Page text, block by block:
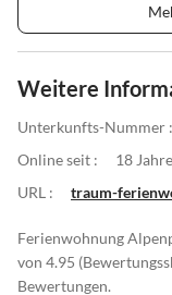
Weitere
Unterkunfts-Nummer :
Online seit :
18
URL :
traum-
Ferienwohnung
von 4.95
Bewertungen.